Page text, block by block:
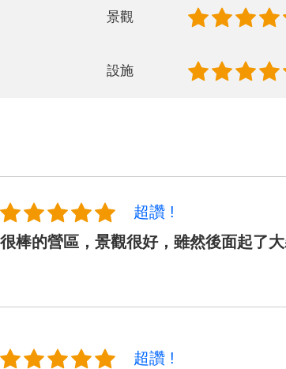
景觀
設施
超讚 !
很棒的營區，景觀很好，雖然後面起了
超讚 !